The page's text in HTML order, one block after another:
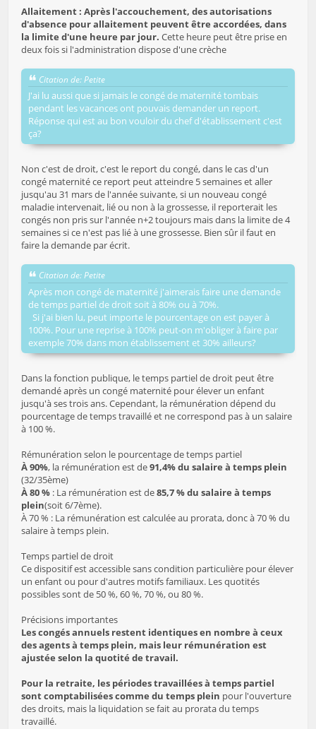
Allaitement : Après l'accouchement, des autorisations
d'absence pour allaitement peuvent être accordées, dans
la limite d'une heure par jour. Cette heure peut être prise en
deux fois si l'administration dispose d'une crèche
Citation de: Petite
J'ai lu aussi que si jamais le congé de maternité tombais
pendant les vacances ont pouvais demander un report.
Réponse qui est au bon vouloir du chef d'établissement c'est
ça?
Non c'est de droit, c'est le report du congé, dans le cas d'un
congé maternité ce report peut atteindre 5 semaines et aller
jusqu'au 31 mars de l'année suivante, si un nouveau congé
maladie intervenait, lié ou non à la grossesse, il reporterait les
congés non pris sur l'année n+2 toujours mais dans la limite de 4
semaines si ce n'est pas lié à une grossesse. Bien sûr il faut en
faire la demande par écrit.
Citation de: Petite
Après mon congé de maternité j'aimerais faire une demande
de temps partiel de droit soit à 80% ou à 70%.
Si j'ai bien lu, peut importe le pourcentage on est payer à
100%. Pour une reprise à 100% peut-on m'obliger à faire par
exemple 70% dans mon établissement et 30% ailleurs?
Dans la fonction publique, le temps partiel de droit peut être
demandé après un congé maternité pour élever un enfant
jusqu'à ses trois ans. Cependant, la rémunération dépend du
pourcentage de temps travaillé et ne correspond pas à un salaire
à 100 %.
Rémunération selon le pourcentage de temps partiel
À 90%, la rémunération est de91,4% du salaire à temps plein
(32/35ème)
À 80 % : La rémunération est de85,7 % du salaire à temps
plein(soit 6/7ème).
À 70 % : La rémunération est calculée au prorata, donc à 70 % du
salaire à temps plein.
Temps partiel de droit
Ce dispositif est accessible sans condition particulière pour élever
un enfant ou pour d'autres motifs familiaux. Les quotités
possibles sont de 50 %, 60 %, 70 %, ou 80 %.
Précisions importantes
Les congés annuels restent identiques en nombre à ceux
des agents à temps plein, mais leur rémunération est
ajustée selon la quotité de travail.
Pour la retraite, les périodes travaillées à temps partiel
sont comptabilisées comme du temps plein pour l'ouverture
des droits, mais la liquidation se fait au prorata du temps
travaillé.